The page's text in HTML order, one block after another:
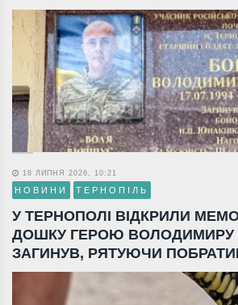
18 ЛИПНЯ 2026, 10:21
НОВИНИ ТЕРНОПІЛЬ
У ТЕРНОПОЛІ ВІДКРИЛИ
ДОШКУ ГЕРОЮ ВОЛОДИМИРУ
ЗАГИНУВ, РЯТУЮЧИ